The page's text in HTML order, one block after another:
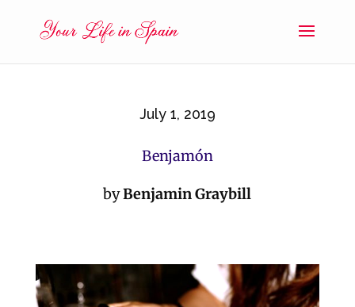
July 1, 2019
Benjamón
byBenjamin Graybill